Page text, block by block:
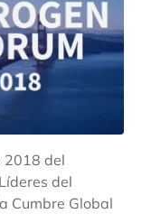
2018 del
del
Cumbre Global